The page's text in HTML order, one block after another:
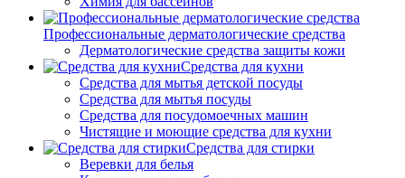
Профессиональные дерматологические средства
Дерматологические средства защиты кожи
Средства для кухни
Средства для мытья детской посуды
Средства для мытья посуды
Средства для посудомоечных машин
Чистящие и моющие средства для кухни
Средства для стирки
Веревки для белья